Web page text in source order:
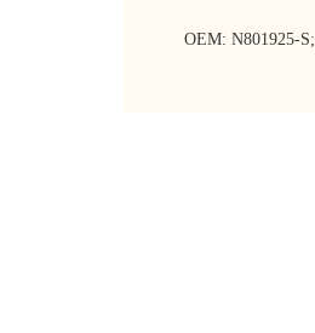
OEM: N801925-S;